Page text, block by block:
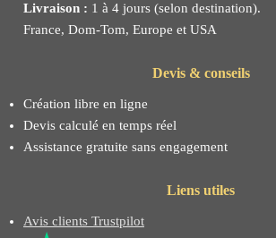
Livraison : 1 à 4 jours (selon destination).
France, Dom-Tom, Europe et USA
Devis & conseils
Création libre en ligne
Devis calculé en temps réel
Assistance gratuite sans engagement
Liens utiles
Avis clients Trustpilot